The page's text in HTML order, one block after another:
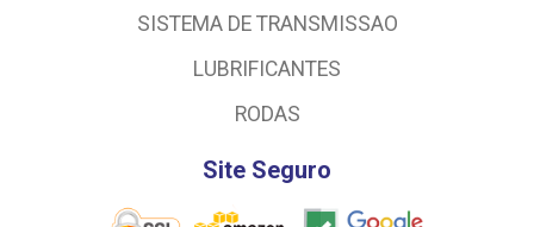
SISTEMA DE TRANSMISSAO
LUBRIFICANTES
RODAS
Site Seguro